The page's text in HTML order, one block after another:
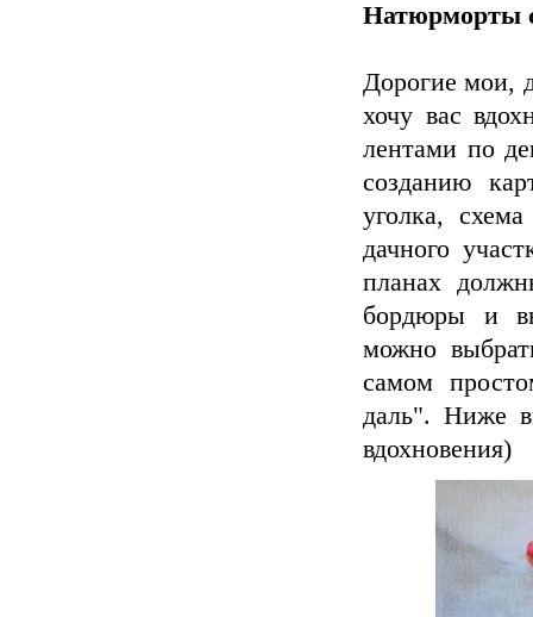
Натюрморты
Дорогие мои,
хочу вас
лентами по
созданию
уголка,
дачного
планах
бордюры и
можно
самом
даль". Ниже
вдохновения)